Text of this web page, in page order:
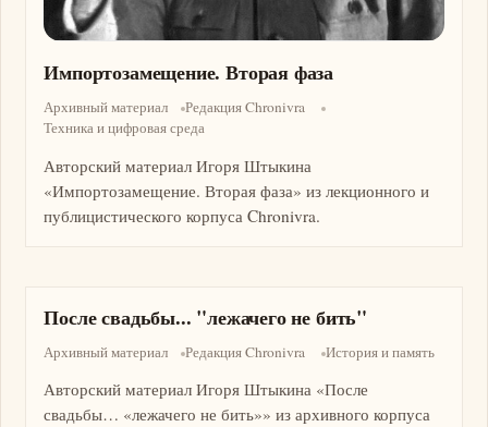
Импортозамещение. Вторая фаза
Архивный материал
Редакция Chronivra
Техника и цифровая среда
Авторский материал Игоря Штыкина
«Импортозамещение. Вторая фаза» из лекционного и
публицистического корпуса Chronivra.
После свадьбы... "лежачего не бить"
Архивный материал Редакция Chronivra История и память
Авторский материал Игоря Штыкина «После
свадьбы… «лежачего не бить»» из архивного корпуса